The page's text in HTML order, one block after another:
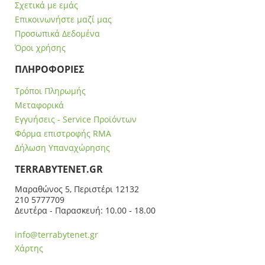
Σχετικά με εμάς
Επικοινωνήστε μαζί μας
Προσωπικά Δεδομένα
Όροι χρήσης
ΠΛΗΡΟΦΟΡΙΕΣ
Τρόποι Πληρωμής
Μεταφορικά
Εγγυήσεις - Service Προϊόντων
Φόρμα επιστροφής RMA
Δήλωση Υπαναχώρησης
ΤERRABYTENET.GR
Μαραθώνος 5, Περιστέρι 12132
210 5777709
Δευτέρα - Παρασκευή: 10.00 - 18.00
info@terrabytenet.gr
Χάρτης